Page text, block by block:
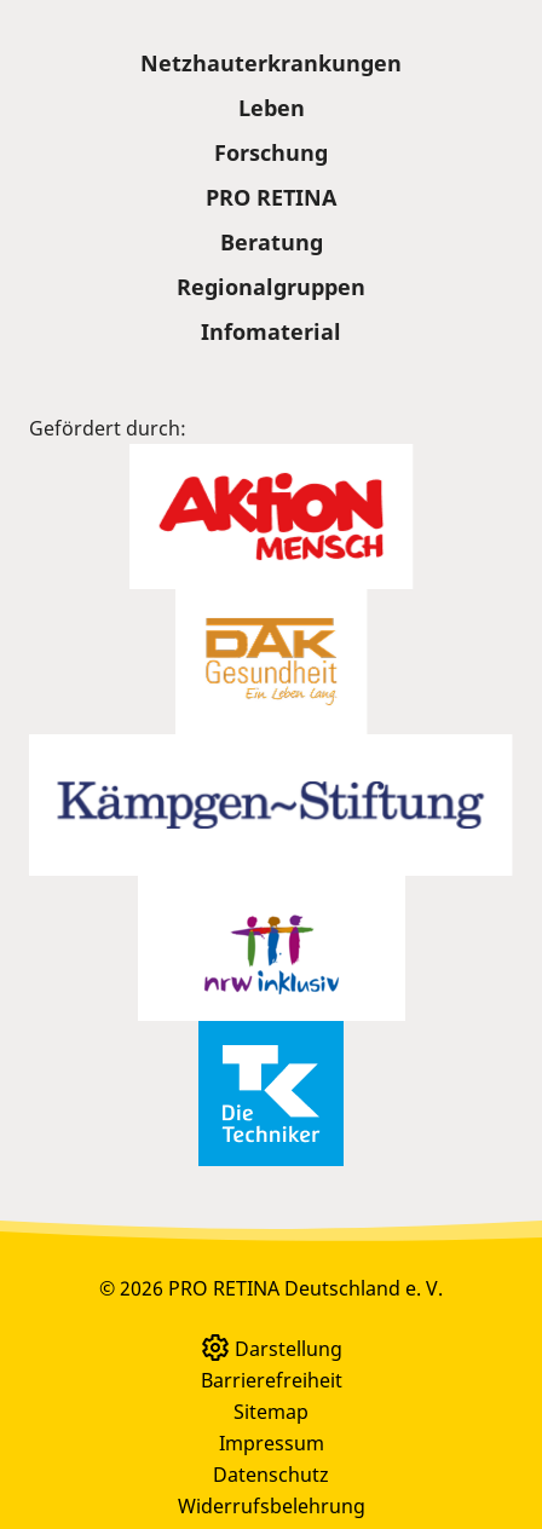
Netzhauterkrankungen
Leben
Forschung
PRO RETINA
Beratung
Regionalgruppen
Infomaterial
Gefördert durch:
© 2026 PRO RETINA Deutschland e. V.
Darstellung
Barrierefreiheit
Sitemap
Impressum
Datenschutz
Widerrufsbelehrung